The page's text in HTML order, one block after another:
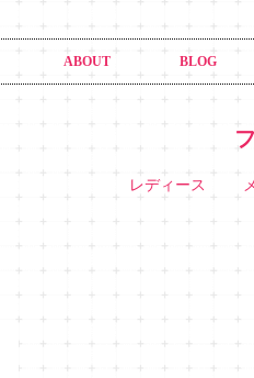
ABOUT BLOG
レディース